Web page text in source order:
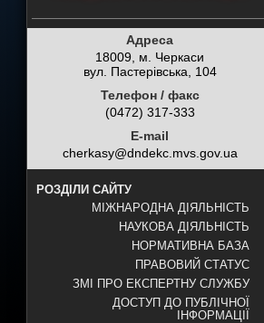
Адреса
18009, м. Черкаси
вул. Пастерівська, 104
Телефон / факс
(0472) 317-333
E-mail
cherkasy@dndekc.mvs.gov.ua
РОЗДІЛИ САЙТУ
МІЖНАРОДНА ДІЯЛЬНІСТЬ
НАУКОВА ДІЯЛЬНІСТЬ
НОРМАТИВНА БАЗА
ПРАВОВИЙ СТАТУС
ЗМІ ПРО ЕКСПЕРТНУ СЛУЖБУ
ДОСТУП ДО ПУБЛІЧНОЇ
ІНФОРМАЦІЇ